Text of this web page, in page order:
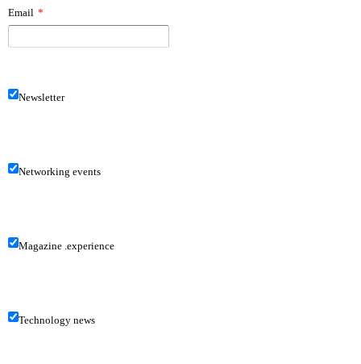
Email *
Newsletter
Networking events
Magazine .experience
Technology news